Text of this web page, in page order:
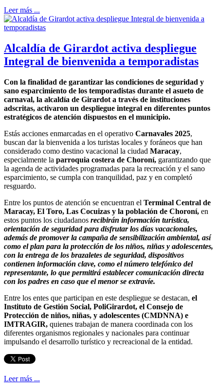
Leer más ...
Alcaldía de Girardot activa despliegue
Integral de bienvenida a temporadistas
Con la finalidad de garantizar las condiciones de seguridad y
sano esparcimiento de los temporadistas durante el asueto de
carnaval, la alcaldía de Girardot a través de instituciones
adscritas, activaron un despliegue integral en diferentes puntos
estratégicos de atención dispuestos en el municipio.
Estás acciones enmarcadas en el operativo Carnavales 2025,
buscan dar la bienvenida a los turistas locales y foráneos que han
considerado como destino vacacional la ciudad Maracay,
especialmente la parroquia costera de Choroní, garantizando que
la agenda de actividades programadas para la recreación y el sano
esparcimiento, se cumpla con tranquilidad, paz y en completó
resguardo.
Entre los puntos de atención se encuentran el Terminal Central de
Maracay, El Toro, Las Cocuizas y la población de Choroní, en
estos puntos los ciudadanos recibirán información turística,
orientación de seguridad para disfrutar los días vacacionales,
además de promover la campaña de sensibilización ambiental, así
como el plan para la protección de los niños, niñas y adolescentes,
con la entrega de los brazaletes de seguridad, dispositivos
contienen información clave, como el número telefónico del
representante, lo que permitirá establecer comunicación directa
con los padres en caso que el menor se extravíe.
Entre los entes que participan en este despliegue se destacan, el
Instituto de Gestión Social, PoliGirardot, el Consejo de
Protección de niños, niñas, y adolescentes (CMDNNA) e
IMTRAGIR, quienes trabajan de manera coordinada con los
diferentes organismos regionales y nacionales para continuar
impulsando el desarrollo turístico y recreacional de la entidad.
Leer más ...